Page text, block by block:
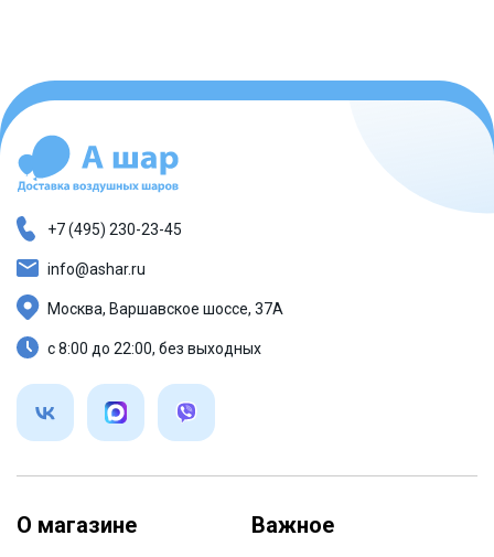
О магазине Важное
+7 (495) 230-23-45
info@ashar.ru
Москва, Варшавское шоссе, 37А
с 8:00 до 22:00, без выходных